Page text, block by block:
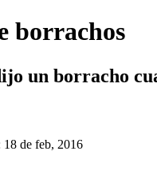
borrachos
un borracho
de feb, 2016